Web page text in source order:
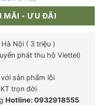
MÃI - ƯU ĐÃI
Nội ( 3 triệu )
phát thu hộ Viettel)
sản phẩm lỗi
trọn đời
Hotline: 0932918555